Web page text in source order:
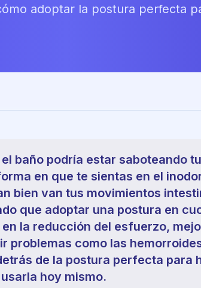
adoptar la postura perfecta
baño podría estar saboteando
en que te sientas en el
bien van tus movimientos
que adoptar una postura en
la reducción del esfuerzo,
problemas como las
de la postura perfecta para
hoy mismo.